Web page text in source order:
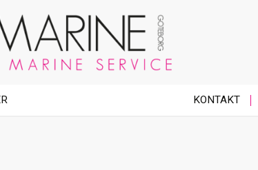
KONTAKT